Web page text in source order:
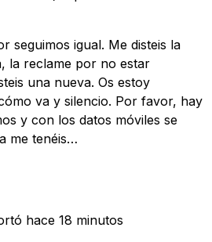
seguimos igual. Me disteis la
la reclame por no estar
una nueva. Os estoy
va y silencio. Por favor, hay
y con los datos móviles se
me tenéis…
hace 18 minutos